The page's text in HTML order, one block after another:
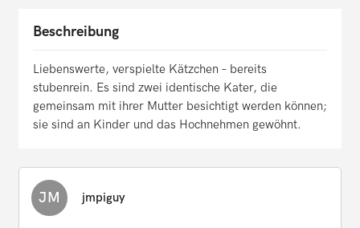
Beschreibung
Liebenswerte, verspielte Kätzchen – bereits
stubenrein. Es sind zwei identische Kater, die
gemeinsam mit ihrer Mutter besichtigt werden können;
sie sind an Kinder und das Hochnehmen gewöhnt.
JM jmpiguy